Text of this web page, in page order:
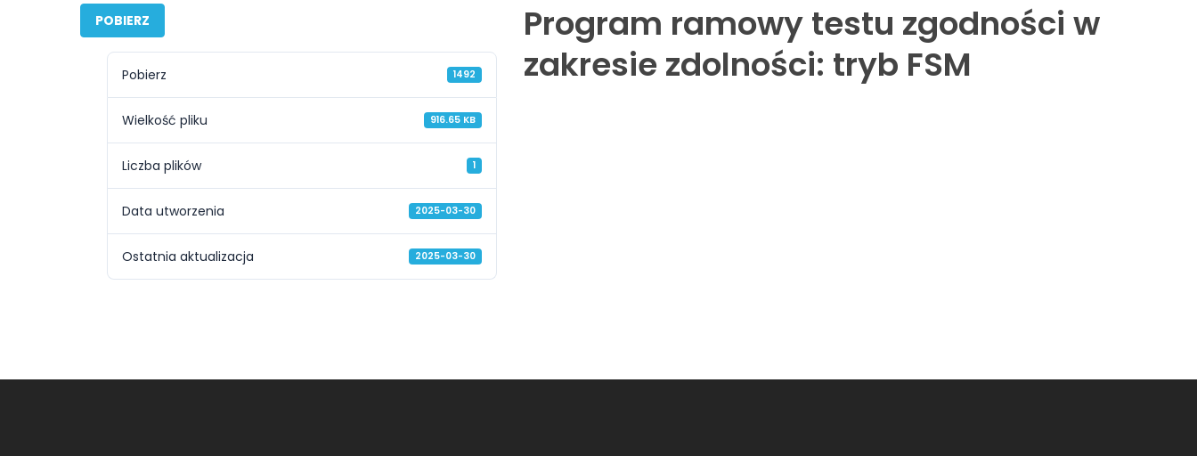
POBIERZ
Pobierz 1492
Wielkość pliku 916.65 KB
Liczba plików 1
Data utworzenia 2025-03-30
Ostatnia aktualizacja 2025-03-30
Program ramowy testu zgodności w
zakresie zdolności: tryb FSM